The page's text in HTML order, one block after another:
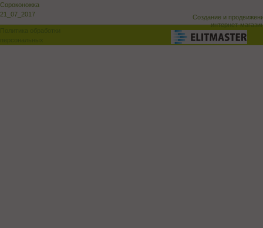
Сороконожка
21_07_2017
Создание и
интернет-